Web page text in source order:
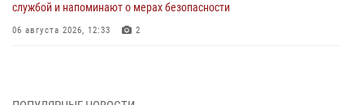
службой и напоминают о мерах безопасности
06 августа 2026, 12:33 2
06 августа 2026, 04:41 3